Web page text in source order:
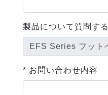
製品について質問する
* お問い合わせ内容